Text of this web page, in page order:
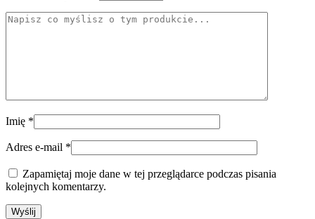
Imię *
Adres e-mail *
Zapamiętaj moje dane w tej przeglądarce podczas pisania
kolejnych komentarzy.